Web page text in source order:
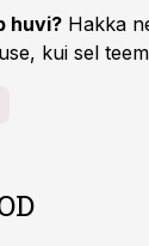
huvi? Hakka
kui sel